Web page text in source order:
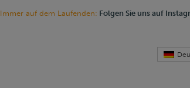
Immer auf dem Laufenden: Folgen Sie uns auf